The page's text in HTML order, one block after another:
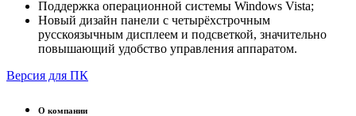
Поддержка операционной системы Windows Vista;
Новый дизайн панели с четырёхстрочным
русскоязычным дисплеем и подсветкой, значительно
повышающий удобство управления аппаратом.
Версия для ПК
О компании